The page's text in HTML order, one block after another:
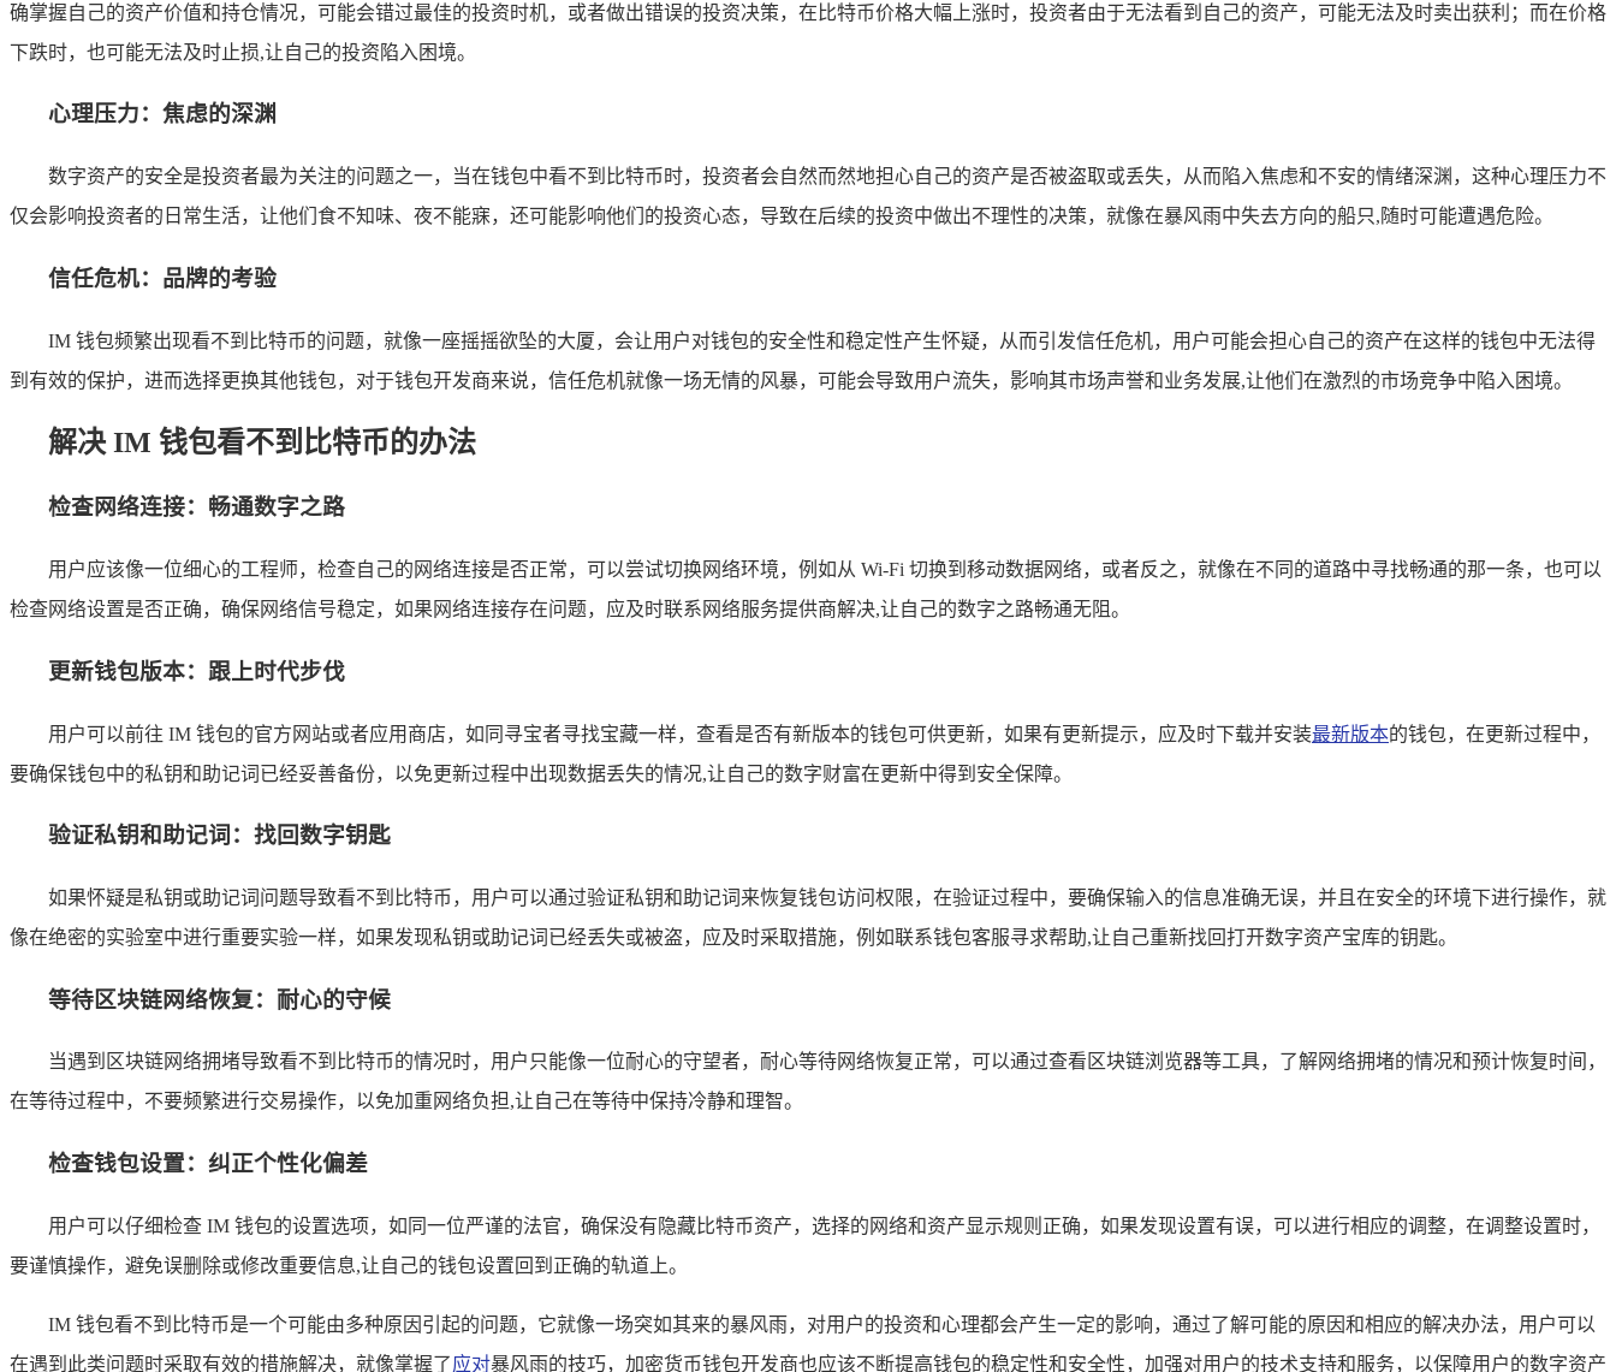
确掌握自己的资产价值和持仓情况，可能会错过最佳的投资时机，或者做出错误的投资决策，在比特币价格大幅上涨时，投资者由于无法看到自己的资产，可能无法及时卖出获利；而在价格
下跌时，也可能无法及时止损,让自己的投资陷入困境。
心理压力：焦虑的深渊
数字资产的安全是投资者最为关注的问题之一，当在钱包中看不到比特币时，投资者会自然而然地担心自己的资产是否被盗取或丢失，从而陷入焦虑和不安的情绪深渊，这种心理压力不
仅会影响投资者的日常生活，让他们食不知味、夜不能寐，还可能影响他们的投资心态，导致在后续的投资中做出不理性的决策，就像在暴风雨中失去方向的船只,随时可能遭遇危险。
信任危机：品牌的考验
IM 钱包频繁出现看不到比特币的问题，就像一座摇摇欲坠的大厦，会让用户对钱包的安全性和稳定性产生怀疑，从而引发信任危机，用户可能会担心自己的资产在这样的钱包中无法得
到有效的保护，进而选择更换其他钱包，对于钱包开发商来说，信任危机就像一场无情的风暴，可能会导致用户流失，影响其市场声誉和业务发展,让他们在激烈的市场竞争中陷入困境。
解决 IM 钱包看不到比特币的办法
检查网络连接：畅通数字之路
用户应该像一位细心的工程师，检查自己的网络连接是否正常，可以尝试切换网络环境，例如从 Wi-Fi 切换到移动数据网络，或者反之，就像在不同的道路中寻找畅通的那一条，也可以
检查网络设置是否正确，确保网络信号稳定，如果网络连接存在问题，应及时联系网络服务提供商解决,让自己的数字之路畅通无阻。
更新钱包版本：跟上时代步伐
用户可以前往 IM 钱包的官方网站或者应用商店，如同寻宝者寻找宝藏一样，查看是否有新版本的钱包可供更新，如果有更新提示，应及时下载并安装最新版本的钱包，在更新过程中，
要确保钱包中的私钥和助记词已经妥善备份，以免更新过程中出现数据丢失的情况,让自己的数字财富在更新中得到安全保障。
验证私钥和助记词：找回数字钥匙
如果怀疑是私钥或助记词问题导致看不到比特币，用户可以通过验证私钥和助记词来恢复钱包访问权限，在验证过程中，要确保输入的信息准确无误，并且在安全的环境下进行操作，就
像在绝密的实验室中进行重要实验一样，如果发现私钥或助记词已经丢失或被盗，应及时采取措施，例如联系钱包客服寻求帮助,让自己重新找回打开数字资产宝库的钥匙。
等待区块链网络恢复：耐心的守候
当遇到区块链网络拥堵导致看不到比特币的情况时，用户只能像一位耐心的守望者，耐心等待网络恢复正常，可以通过查看区块链浏览器等工具，了解网络拥堵的情况和预计恢复时间，
在等待过程中，不要频繁进行交易操作，以免加重网络负担,让自己在等待中保持冷静和理智。
检查钱包设置：纠正个性化偏差
用户可以仔细检查 IM 钱包的设置选项，如同一位严谨的法官，确保没有隐藏比特币资产，选择的网络和资产显示规则正确，如果发现设置有误，可以进行相应的调整，在调整设置时，
要谨慎操作，避免误删除或修改重要信息,让自己的钱包设置回到正确的轨道上。
IM 钱包看不到比特币是一个可能由多种原因引起的问题，它就像一场突如其来的暴风雨，对用户的投资和心理都会产生一定的影响，通过了解可能的原因和相应的解决办法，用户可以
在遇到此类问题时采取有效的措施解决，就像掌握了应对暴风雨的技巧，加密货币钱包开发商也应该不断提高钱包的稳定性和安全性，加强对用户的技术支持和服务，以保障用户的数字资产